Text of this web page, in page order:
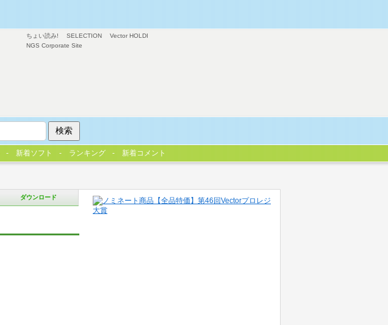
ダウンロード
ちょい読み! SELECTION
Vector HOLDI
NGS Corporate Site
新着ソフト ランキング 新着コメント